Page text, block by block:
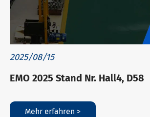
2025/08/15
EMO 2025 Stand Nr. Hall4, D58
Mehr erfahren >